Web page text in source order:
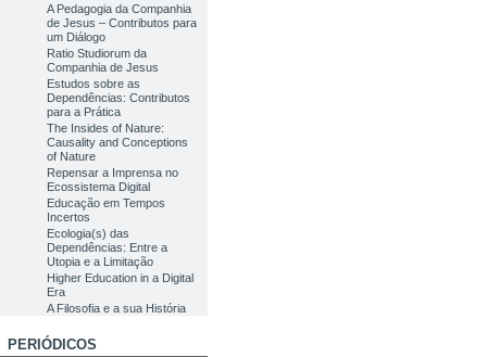
A Pedagogia da Companhia
de Jesus – Contributos para
um Diálogo
Ratio Studiorum da
Companhia de Jesus
Estudos sobre as
Dependências: Contributos
para a Prática
The Insides of Nature:
Causality and Conceptions
of Nature
Repensar a Imprensa no
Ecossistema Digital
Educação em Tempos
Incertos
Ecologia(s) das
Dependências: Entre a
Utopia e a Limitação
Higher Education in a Digital
Era
A Filosofia e a sua História
PERIÓDICOS